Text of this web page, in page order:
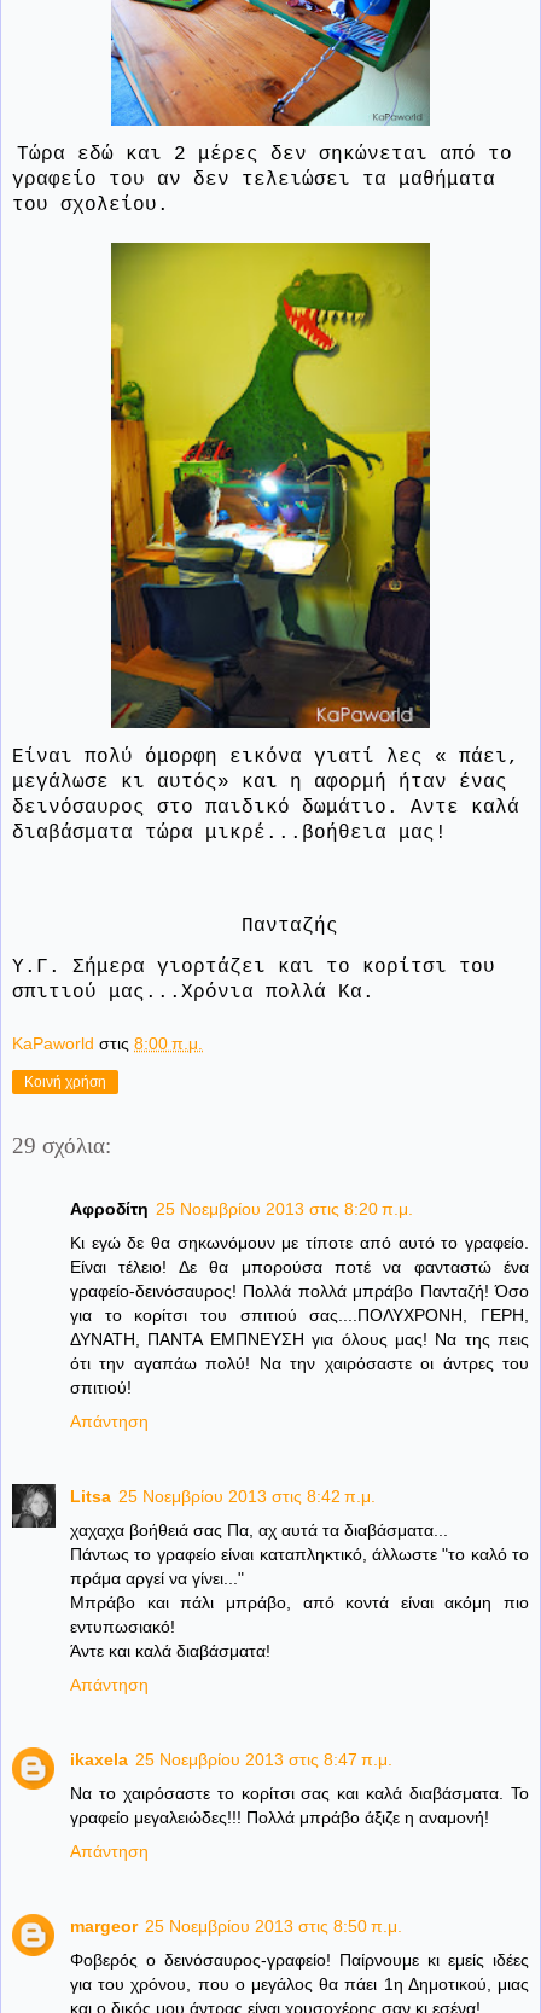
Τώρα εδώ και 2 μέρες δεν σηκώνεται από το
γραφείο του αν δεν τελειώσει τα μαθήματα
του σχολείου.
Είναι πολύ όμορφη εικόνα γιατί λες « πάει,
μεγάλωσε κι αυτός» και η αφορμή ήταν ένας
δεινόσαυρος στο παιδικό δωμάτιο. Αντε καλά
διαβάσματα τώρα μικρέ...βοήθεια μας!
Πανταζής
Υ.Γ. Σήμερα γιορτάζει και το κορίτσι του
σπιτιού μας...Χρόνια πολλά Κα.
KaPaworld στις 8:00 π.μ.
Κοινή χρήση
29 σχόλια:
Αφροδίτη 25 Νοεμβρίου 2013 στις 8:20 π.μ.
Κι εγώ δε θα σηκωνόμουν με τίποτε από αυτό το γραφείο.
Είναι τέλειο! Δε θα μπορούσα ποτέ να φανταστώ ένα
γραφείο-δεινόσαυρος! Πολλά πολλά μπράβο Πανταζή! Όσο
για το κορίτσι του σπιτιού σας....ΠΟΛΥΧΡΟΝΗ, ΓΕΡΗ,
ΔΥΝΑΤΗ, ΠΑΝΤΑ ΕΜΠΝΕΥΣΗ για όλους μας! Να της πεις
ότι την αγαπάω πολύ! Να την χαιρόσαστε οι άντρες του
σπιτιού!
Απάντηση
Litsa 25 Νοεμβρίου 2013 στις 8:42 π.μ.
χαχαχα βοήθειά σας Πα, αχ αυτά τα διαβάσματα...
Πάντως το γραφείο είναι καταπληκτικό, άλλωστε "το καλό το
πράμα αργεί να γίνει..."
Μπράβο και πάλι μπράβο, από κοντά είναι ακόμη πιο
εντυπωσιακό!
Άντε και καλά διαβάσματα!
Απάντηση
ikaxela 25 Νοεμβρίου 2013 στις 8:47 π.μ.
Να το χαιρόσαστε το κορίτσι σας και καλά διαβάσματα. Το
γραφείο μεγαλειώδες!!! Πολλά μπράβο άξιζε η αναμονή!
Απάντηση
margeor 25 Νοεμβρίου 2013 στις 8:50 π.μ.
Φοβερός ο δεινόσαυρος-γραφείο! Παίρνουμε κι εμείς ιδέες
για του χρόνου, που ο μεγάλος θα πάει 1η Δημοτικού, μιας
και ο δικός μου άντρας είναι χρυσοχέρης σαν κι εσένα!